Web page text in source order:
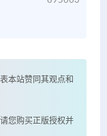
本站赞同其观点和
您购买正版授权并